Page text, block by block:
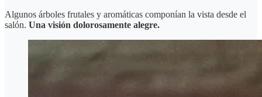
Algunos árboles frutales y aromáticas componían la vista desde el
salón. Una visión dolorosamente alegre.